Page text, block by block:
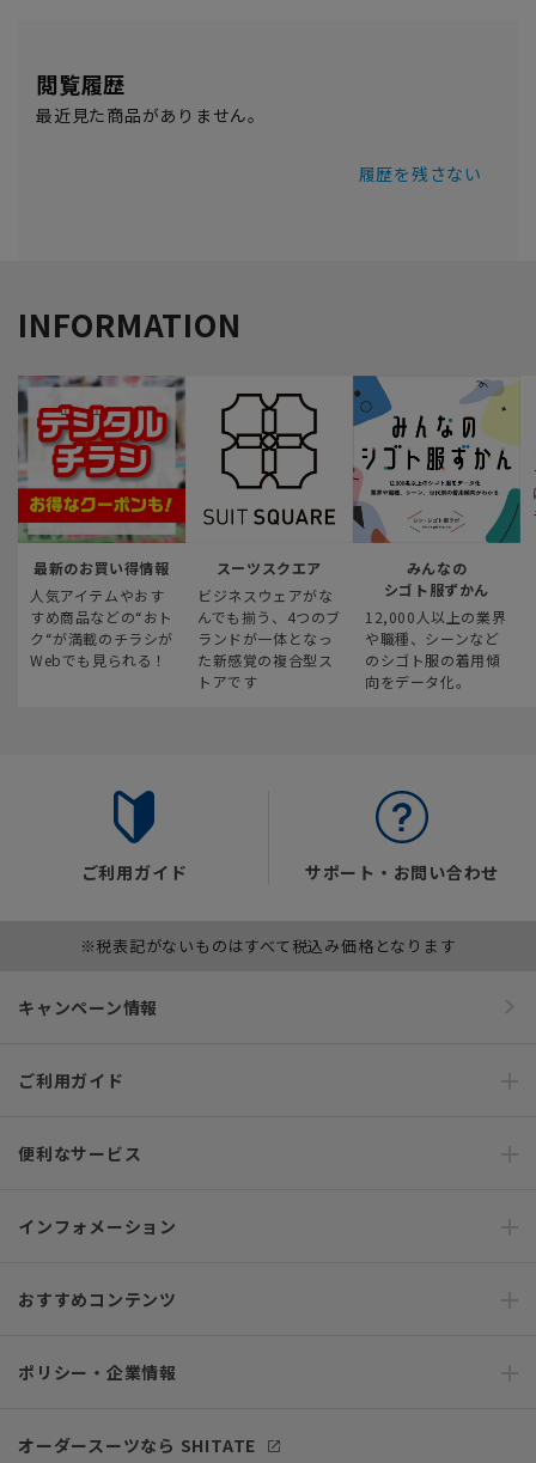
閲覧履歴
最近見た商品がありません。
履歴を残さない
INFORMATION
最新のお買い得情報
人気アイテムやおす
すめ商品などの“おト
ク“が満載のチラシが
Webでも見られる！
スーツスクエア
ビジネスウェアがな
んでも揃う、4つのブ
ランドが一体となっ
た新感覚の複合型ス
トアです
みんなの
シゴト服ずかん
12,000人以上の業界
や職種、シーンなど
のシゴト服の着用傾
向をデータ化。
ご利用ガイド サポート・お問い合わせ
※税表記がないものはすべて税込み価格となります
キャンペーン情報
ご利用ガイド
便利なサービス
インフォメーション
おすすめコンテンツ
ポリシー・企業情報
オーダースーツなら SHITATE